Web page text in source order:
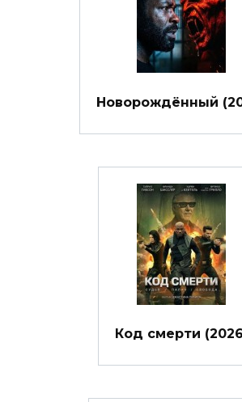
Новорождённый
Код смерти